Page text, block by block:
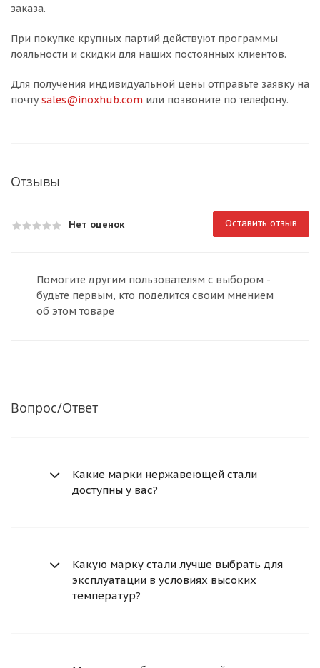
заказа.
При покупке крупных партий действуют программы
лояльности и скидки для наших постоянных клиентов.
Для получения индивидуальной цены отправьте заявку на
почтуsales@inoxhub.com или позвоните по телефону.
Отзывы
Нет оценок Оставить отзыв
Помогите другим пользователям с выбором -
будьте первым, кто поделится своим мнением
об этом товаре
Вопрос/Ответ
Какие марки нержавеющей стали
доступны у вас?
Какую марку стали лучше выбрать для
эксплуатации в условиях высоких
температур?